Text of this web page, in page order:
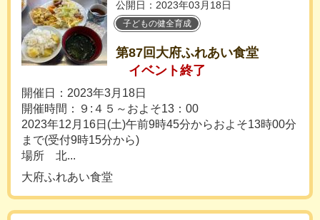
公開日：2023年03月18日
子どもの健全育成
第87回大府ふれあい食堂
イベント終了
開催日：2023年3月18日
開催時間：９:４５～およそ13：00
2023年12月16日(土)午前9時45分からおよそ13時00分
まで(受付9時15分から)
場所 北...
大府ふれあい食堂